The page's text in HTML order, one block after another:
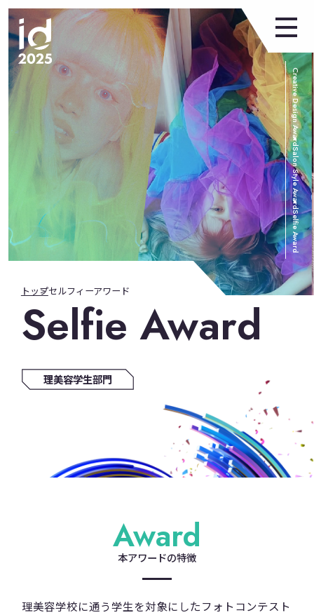
Creative Design Award
Salon Style Award
Selfie Award
トップセルフィーアワード
Selfie Award
理美容学生部門
Award
本アワードの特徴
理美容学校に通う学生を対象にしたフォトコンテスト